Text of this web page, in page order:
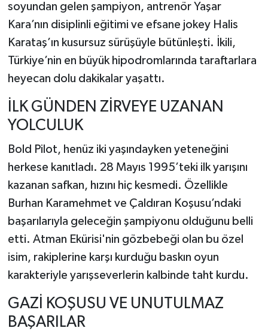
soyundan gelen şampiyon, antrenör Yaşar
Kara’nın disiplinli eğitimi ve efsane jokey Halis
Karataş’ın kusursuz sürüşüyle bütünleşti. İkili,
Türkiye’nin en büyük hipodromlarında taraftarlara
heyecan dolu dakikalar yaşattı.
İLK GÜNDEN ZİRVEYE UZANAN
YOLCULUK
Bold Pilot, henüz iki yaşındayken yeteneğini
herkese kanıtladı. 28 Mayıs 1995’teki ilk yarışını
kazanan safkan, hızını hiç kesmedi. Özellikle
Burhan Karamehmet ve Çaldıran Koşusu’ndaki
başarılarıyla geleceğin şampiyonu olduğunu belli
etti. Atman Ekürisi'nin gözbebeği olan bu özel
isim, rakiplerine karşı kurduğu baskın oyun
karakteriyle yarışseverlerin kalbinde taht kurdu.
GAZİ KOŞUSU VE UNUTULMAZ
BAŞARILAR
YAŞAM
KÜLTÜR SANAT